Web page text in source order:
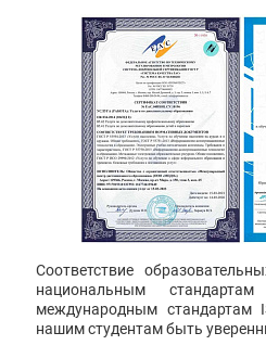
Соответствие
национальным
международным стандартам
нашим студентам быть